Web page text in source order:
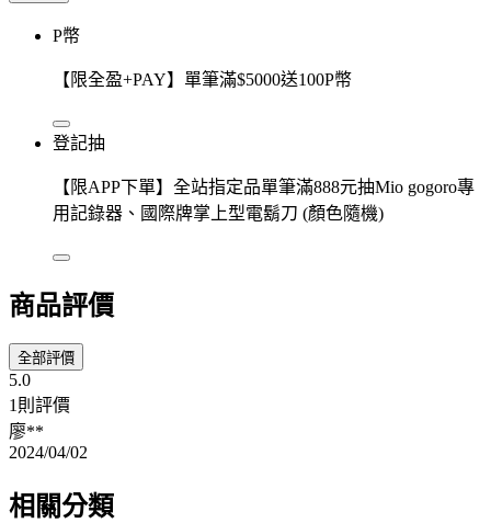
P幣
【限全盈+PAY】單筆滿$5000送100P幣
登記抽
【限APP下單】全站指定品單筆滿888元抽Mio gogoro專
用記錄器、國際牌掌上型電鬍刀 (顏色隨機)
商品評價
全部評價
5.0
1則評價
廖**
2024/04/02
相關分類